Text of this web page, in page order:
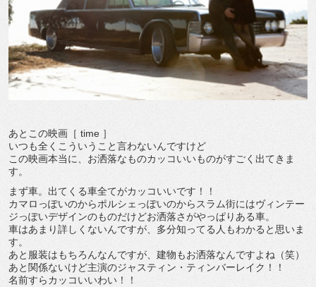
あとこの映画［ time ］
いつも全くこういうこと言わないんですけど
この映画本当に、お洒落なものカッコいいものがすごく出てきま
す。
まず車。出てくる車全てがカッコいいです！！
カマロっぽいのからポルシェっぽいのからスラム街にはヴィンテー
ジっぽいデザインのものだけどお洒落さがやっぱりある車。
車はあまり詳しくないんですが、多分知ってる人もわかると思いま
す。
あと服装はもちろんなんですが、建物もお洒落なんですよね（笑）
あと関係ないけど主演のジャスティン・ティンバーレイク！！
名前すらカッコいいわい！！